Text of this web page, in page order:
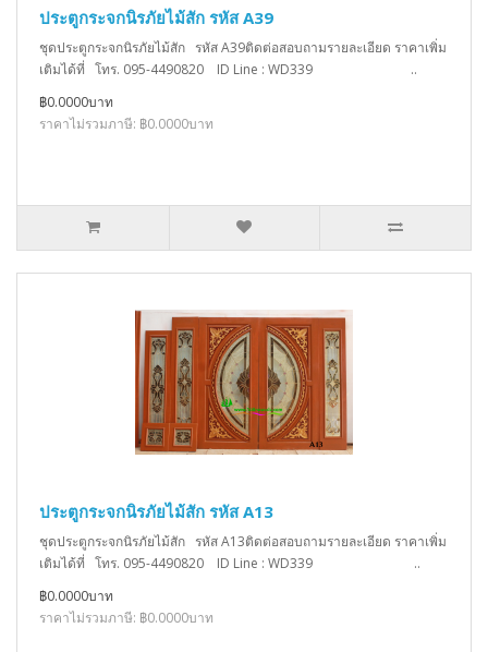
ประตูกระจกนิรภัยไม้สัก รหัส A39
ชุดประตูกระจกนิรภัยไม้สัก รหัส A39ติดต่อสอบถามรายละเอียด ราคาเพิ่ม
เติมได้ที่ โทร. 095-4490820 ID Line : WD339 ..
฿0.0000บาท
ราคาไม่รวมภาษี: ฿0.0000บาท
ประตูกระจกนิรภัยไม้สัก รหัส A13
ชุดประตูกระจกนิรภัยไม้สัก รหัส A13ติดต่อสอบถามรายละเอียด ราคาเพิ่ม
เติมได้ที่ โทร. 095-4490820 ID Line : WD339 ..
฿0.0000บาท
ราคาไม่รวมภาษี: ฿0.0000บาท